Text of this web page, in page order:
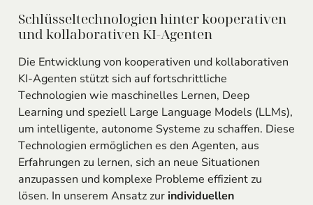
Schlüsseltechnologien hinter kooperativen
und kollaborativen KI-Agenten
Die Entwicklung von kooperativen und kollaborativen
KI-Agenten stützt sich auf fortschrittliche
Technologien wie maschinelles Lernen, Deep
Learning und speziell Large Language Models (LLMs),
um intelligente, autonome Systeme zu schaffen. Diese
Technologien ermöglichen es den Agenten, aus
Erfahrungen zu lernen, sich an neue Situationen
anzupassen und komplexe Probleme effizient zu
lösen. In unserem Ansatz zur individuellen